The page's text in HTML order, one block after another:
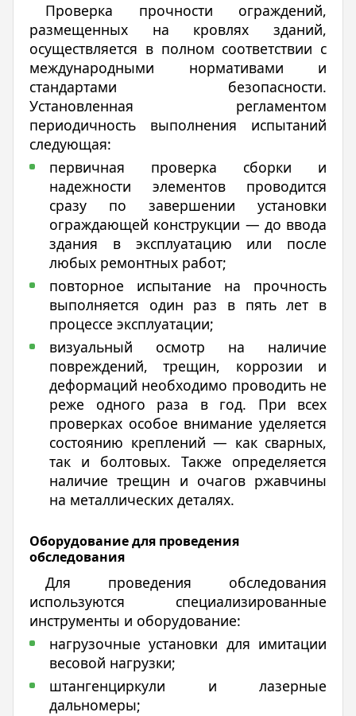
Проверка прочности ограждений,
размещенных на кровлях зданий,
осуществляется в полном соответствии с
международными нормативами и
стандартами безопасности.
Установленная регламентом
периодичность выполнения испытаний
следующая:
первичная проверка сборки и
надежности элементов проводится
сразу по завершении установки
ограждающей конструкции — до ввода
здания в эксплуатацию или после
любых ремонтных работ;
повторное испытание на прочность
выполняется один раз в пять лет в
процессе эксплуатации;
визуальный осмотр на наличие
повреждений, трещин, коррозии и
деформаций необходимо проводить не
реже одного раза в год. При всех
проверках особое внимание уделяется
состоянию креплений — как сварных,
так и болтовых. Также определяется
наличие трещин и очагов ржавчины
на металлических деталях.
Оборудование для проведения
обследования
Для проведения обследования
используются специализированные
инструменты и оборудование:
нагрузочные установки для имитации
весовой нагрузки;
штангенциркули и лазерные
дальномеры;